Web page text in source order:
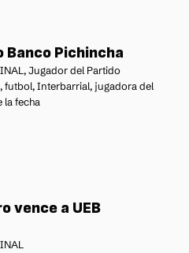
Banco Pichincha
,Jugador del Partido
,futbol,Interbarrial, jugadora del
la fecha
vence a UEB